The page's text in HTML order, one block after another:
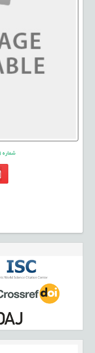
شماره1